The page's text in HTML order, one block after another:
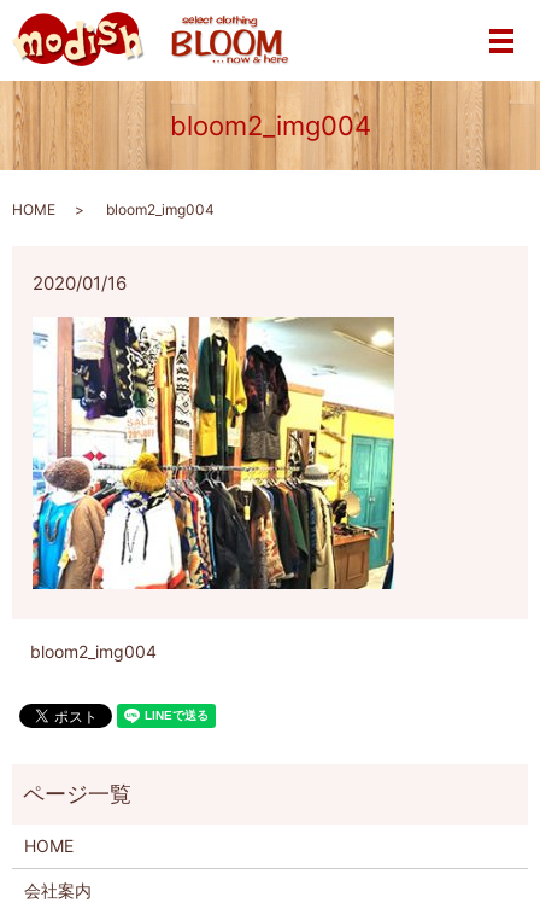
メ
bloom2_img004
HOME bloom2_img004
2020/01/16
bloom2_img004
HOME
会社案内